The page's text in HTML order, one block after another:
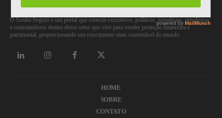
O Sonho Seguro é um portal que conecta executivos, políticos, jornalistas, estudiosos
e consumidores dentro desse setor que vive para vender proteção financeira e
patrimonial, proporcionando um crescimento mais sustentável do mundo.
HOME
SOBRE
CONTATO